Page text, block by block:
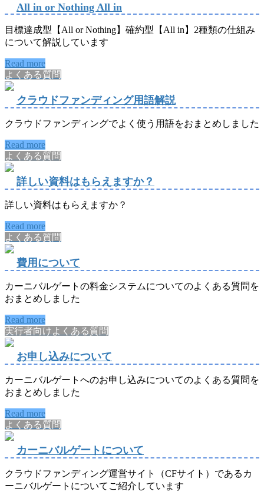
All in or Nothing All in
目標達成型【All or Nothing】確約型【All in】2種類の仕組み
について解説しています
Read more
よくある質問
クラウドファンディング用語解説
クラウドファンディングでよく使う用語をおまとめしました
Read more
よくある質問
詳しい資料はもらえますか？
詳しい資料はもらえますか？
Read more
よくある質問
費用について
カーニバルゲートの料金システムについてのよくある質問を
おまとめしました
Read more
実行者向けよくある質問
お申し込みについて
カーニバルゲートへのお申し込みについてのよくある質問を
おまとめしました
Read more
よくある質問
カーニバルゲートについて
クラウドファンディング運営サイト（CFサイト）であるカ
ーニバルゲートについてご紹介しています